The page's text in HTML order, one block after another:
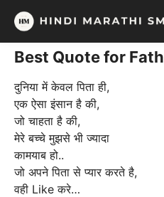
Skip
content
Best Quote for
दुनिया में केवल पिता ही,
एक ऐसा इंसान है की,
जो चाहता है की,
मेरे बच्चे मुझसे भी ज्यादा
कामयाब हो..
जो अपने पिता से प्यार करते है,
वही Like करे…